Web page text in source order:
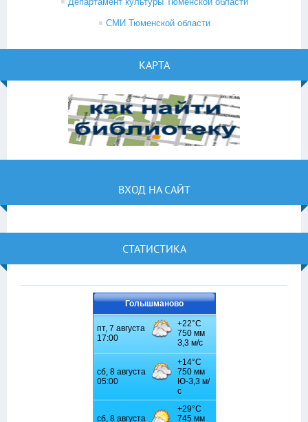
СМИ Тюменской области
КАРТА
ВХОД НА САЙТ
СТАТИСТИКА
Голышманово